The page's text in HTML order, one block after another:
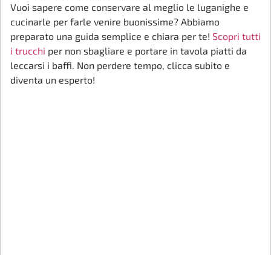
Vuoi sapere come conservare al meglio le luganighe e
cucinarle per farle venire buonissime? Abbiamo
preparato una guida semplice e chiara per te! Scopri tutti
i trucchi per non sbagliare e portare in tavola piatti da
leccarsi i baffi. Non perdere tempo, clicca subito e
diventa un esperto!